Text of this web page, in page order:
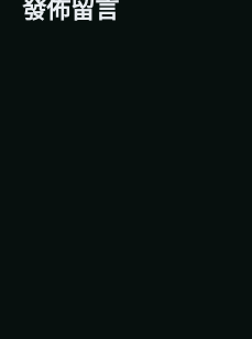
發佈留言